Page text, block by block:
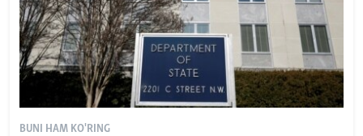
BUNI HAM KO'RING